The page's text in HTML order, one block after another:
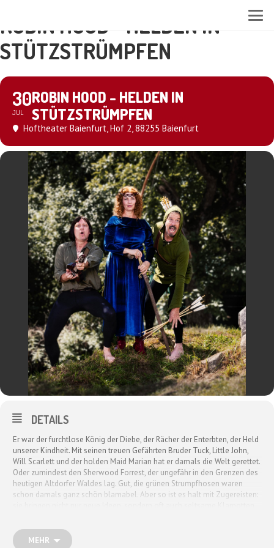
ROBIN HOOD - HELDEN IN
STÜTZSTRÜMPFEN
30
JUL
ROBIN HOOD - HELDEN IN
STÜTZSTRÜMPFEN
Hoftheater Baienfurt, Hof 2, 88255 Baienfurt
DETAILS
Er war der furchtlose König der Diebe, der Rächer der Enterbten, der Held
unserer Kindheit. Mit seinen treuen Gefährten Bruder Tuck, Little John,
Will Scarlett und der holden Maid Marian hat er damals die Welt gerettet.
Oder zumindest den Sherwood Forrest, der ungefähr in den Grenzen des
heutigen Altdorfer Waldes lag. Gut, die grünen Strumpfhosen waren
schon damals ganz schön blamabel. Aber so ist es halt mit Zugereisten:
es den Reichen zu nehmen und den Armen zu geben, würde man heute
nicht mal mehr eine Bundestagswahl gewinnen. Das ist linksgrün-
MEHR